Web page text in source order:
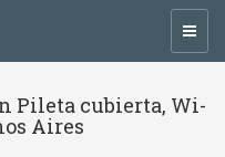
Pileta cubierta, Wi-
Aires